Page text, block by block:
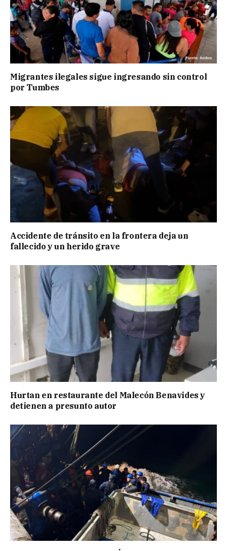
Migrantes ilegales sigue ingresando sin control
por Tumbes
Accidente de tránsito en la frontera deja un
fallecido y un herido grave
Hurtan en restaurante del Malecón Benavides y
detienen a presunto autor